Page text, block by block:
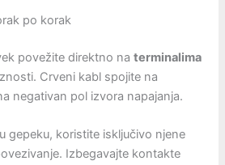
po korak
povežite direktno naterminalima
Crveni kabl spojite na
negativan pol izvora napajanja.
gepeku, koristite isključivo njene
Izbegavajte kontakte